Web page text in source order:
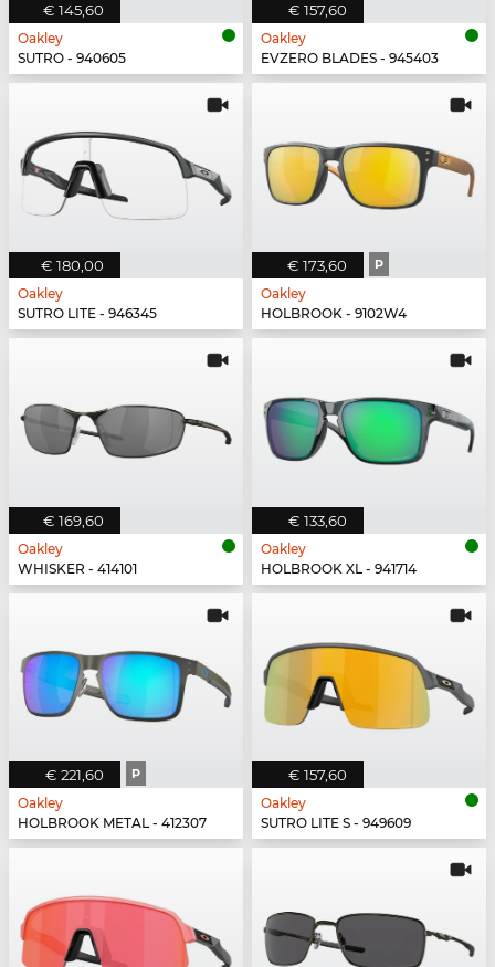
€ 145,60
Oakley
SUTRO - 940605
€ 157,60
Oakley
EVZERO BLADES - 945403
€ 180,00
Oakley
SUTRO LITE - 946345
€ 173,60 P
Oakley
HOLBROOK - 9102W4
€ 169,60
Oakley
WHISKER - 414101
€ 133,60
Oakley
HOLBROOK XL - 941714
€ 221,60 P
Oakley
HOLBROOK METAL - 412307
€ 157,60
Oakley
SUTRO LITE S - 949609